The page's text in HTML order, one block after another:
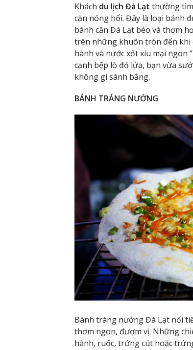
Khách du lịch Đà Lạt thường
căn nóng hổi. Đây là loại bánh
bánh căn Đà Lạt béo và thơm
trên những khuôn tròn đến khi
hành và nước xốt xíu mại ngon
cạnh bếp lò đỏ lửa, bạn vừa
không gì sánh bằng.
BÁNH TRÁNG NƯỚNG
Bánh tráng nướng Đà Lạt nổi
thơm ngon, đượm vị. Những
hành, ruốc, trứng cút hoặc